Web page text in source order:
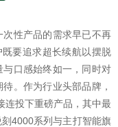
性产品的需求早已不再
要追求超长续航以摆脱
口感始终如一，同时对
。作为行业头部品牌，
连投下重磅产品，其中最
4000系列与主打智能旗